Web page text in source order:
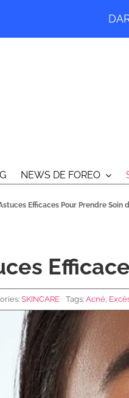
NEWS DE FOREO
Efficaces Pour Prendre Soin
SKINCARE Tags: Acné,